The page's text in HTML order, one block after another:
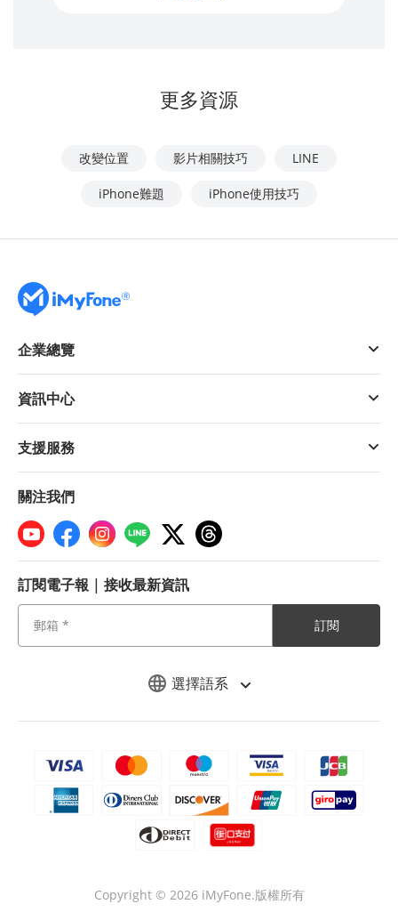
更多資源
改變位置 影片相關技巧 LINE
iPhone難題 iPhone使用技巧
選擇語系
企業總覽
資訊中心
支援服務
關注我們
訂閱電子報 | 接收最新資訊
訂閱
Copyright © 2026 iMyFone.版權所有